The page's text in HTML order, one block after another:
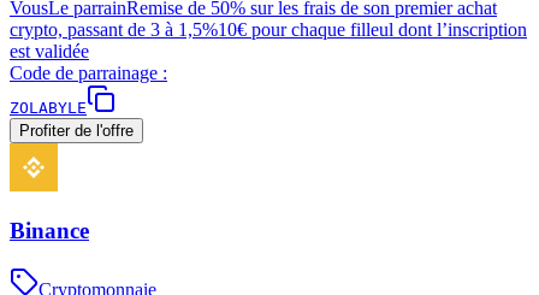
VousLe parrainRemise de 50% sur les frais de son premier achat
crypto, passant de 3 à 1,5%10€ pour chaque filleul dont l’inscription
est validée
Code de parrainage :
ZOLABYLE
Profiter de l'offre
Binance
Cryptomonnaie